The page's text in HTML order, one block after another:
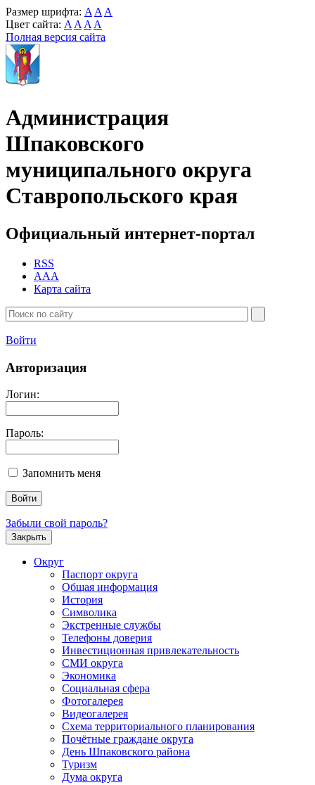
Размер шрифта: A A A
Цвет сайта: A A A A
Полная версия сайта
Администрация
Шпаковского
муниципального округа
Ставропольского края
Официальный интернет-портал
RSS
AAA
Карта сайта
Войти
Авторизация
Логин:
Пароль:
Запомнить меня
Забыли свой пароль?
Закрыть
Округ
Паспорт округа
Общая информация
История
Символика
Экстренные службы
Телефоны доверия
Инвестиционная привлекательность
СМИ округа
Экономика
Социальная сфера
Фотогалерея
Видеогалерея
Схема территориального планирования
Почётные граждане округа
День Шпаковского района
Туризм
Дума округа